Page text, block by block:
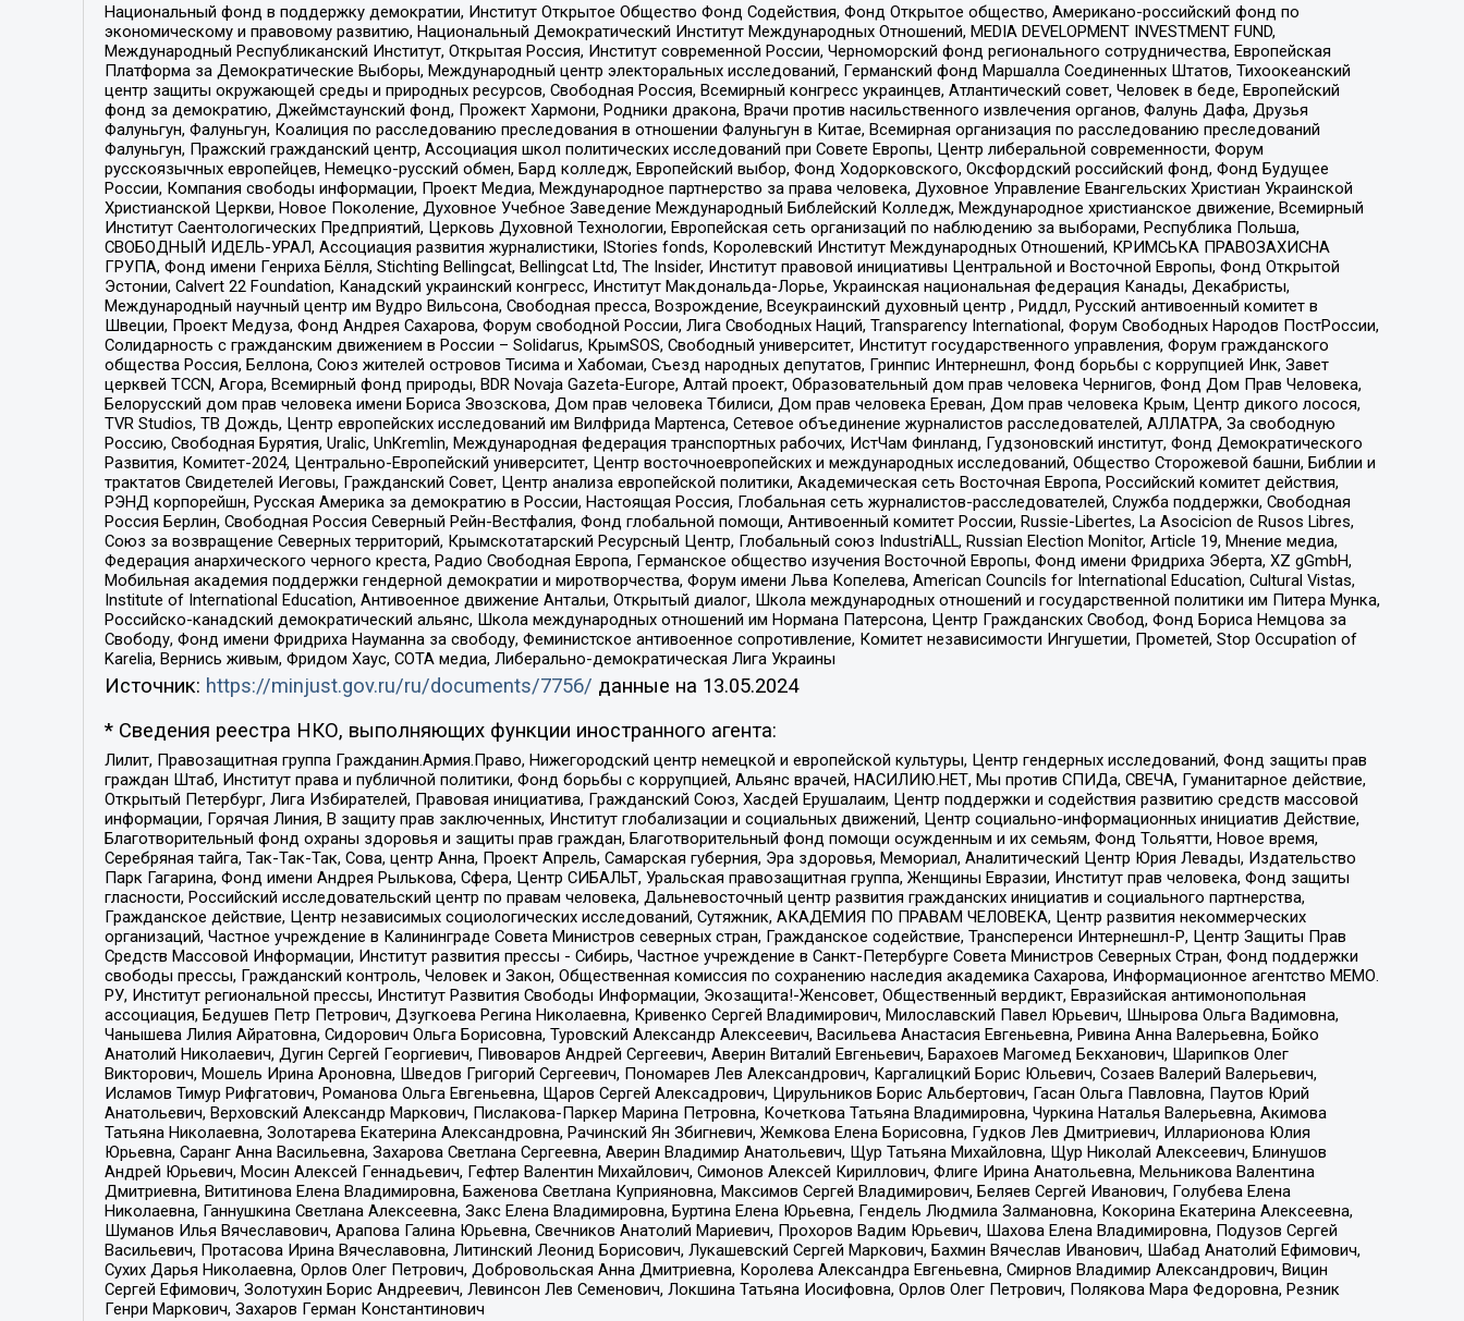
Национальный фонд в поддержку демократии, Институт Открытое Общество Фонд Содействия, Фонд Открытое общество, Американо-российский фонд по
экономическому и правовому развитию, Национальный Демократический Институт Международных Отношений, MEDIA DEVELOPMENT INVESTMENT FUND,
Международный Республиканский Институт, Открытая Россия, Институт современной России, Черноморский фонд регионального сотрудничества, Европейская
Платформа за Демократические Выборы, Международный центр электоральных исследований, Германский фонд Маршалла Соединенных Штатов, Тихоокеанский
центр защиты окружающей среды и природных ресурсов, Свободная Россия, Всемирный конгресс украинцев, Атлантический совет, Человек в беде, Европейский
фонд за демократию, Джеймстаунский фонд, Прожект Хармони, Родники дракона, Врачи против насильственного извлечения органов, Фалунь Дафа, Друзья
Фалуньгун, Фалуньгун, Коалиция по расследованию преследования в отношении Фалуньгун в Китае, Всемирная организация по расследованию преследований
Фалуньгун, Пражский гражданский центр, Ассоциация школ политических исследований при Совете Европы, Центр либеральной современности, Форум
русскоязычных европейцев, Немецко-русский обмен, Бард колледж, Европейский выбор, Фонд Ходорковского, Оксфордский российский фонд, Фонд Будущее
России, Компания свободы информации, Проект Медиа, Международное партнерство за права человека, Духовное Управление Евангельских Христиан Украинской
Христианской Церкви, Новое Поколение, Духовное Учебное Заведение Международный Библейский Колледж, Международное христианское движение, Всемирный
Институт Саентологических Предприятий, Церковь Духовной Технологии, Европейская сеть организаций по наблюдению за выборами, Республика Польша,
СВОБОДНЫЙ ИДЕЛЬ-УРАЛ, Ассоциация развития журналистики, IStories fonds, Королевский Институт Международных Отношений, КРИМСЬКА ПРАВОЗАХИСНА
ГРУПА, Фонд имени Генриха Бёлля, Stichting Bellingcat, Bellingcat Ltd, The Insider, Институт правовой инициативы Центральной и Восточной Европы, Фонд Открытой
Эстонии, Calvert 22 Foundation, Канадский украинский конгресс, Институт Макдональда-Лорье, Украинская национальная федерация Канады, Декабристы,
Международный научный центр им Вудро Вильсона, Свободная пресса, Возрождение, Всеукраинский духовный центр , Риддл, Русский антивоенный комитет в
Швеции, Проект Медуза, Фонд Андрея Сахарова, Форум свободной России, Лига Свободных Наций, Transparеncy International, Форум Свободных Народов ПостРоссии,
Солидарность с гражданским движением в России – Solidarus, КрымSOS, Свободный университет, Институт государственного управления, Форум гражданского
общества Россия, Беллона, Союз жителей островов Тисима и Хабомаи, Съезд народных депутатов, Гринпис Интернешнл, Фонд борьбы с коррупцией Инк, Завет
церквей TCCN, Агора, Всемирный фонд природы, BDR Novaja Gazeta-Europe, Алтай проект, Образовательный дом прав человека Чернигов, Фонд Дом Прав Человека,
Белорусский дом прав человека имени Бориса Звозскова, Дом прав человека Тбилиси, Дом прав человека Ереван, Дом прав человека Крым, Центр дикого лосося,
TVR Studios, ТВ Дождь, Центр европейских исследований им Вилфрида Мартенса, Сетевое объединение журналистов расследователей, АЛЛАТРА, За свободную
Россию, Свободная Бурятия, Uralic, UnKremlin, Международная федерация транспортных рабочих, ИстЧам Финланд, Гудзоновский институт, Фонд Демократического
Развития, Комитет-2024, Центрально-Европейский университет, Центр восточноевропейских и международных исследований, Общество Сторожевой башни, Библии и
трактатов Свидетелей Иеговы, Гражданский Совет, Центр анализа европейской политики, Академическая сеть Восточная Европа, Российский комитет действия,
РЭНД корпорейшн, Русская Америка за демократию в России, Настоящая Россия, Глобальная сеть журналистов-расследователей, Служба поддержки, Свободная
Россия Берлин, Свободная Россия Северный Рейн-Вестфалия, Фонд глобальной помощи, Антивоенный комитет России, Russie-Libertes, La Asocicion de Rusos Libres,
Союз за возвращение Северных территорий, Крымскотатарский Ресурсный Центр, Глобальный союз IndustriALL, Russian Election Monitor, Article 19, Мнение медиа,
Федерация анархического черного креста, Радио Свободная Европа, Германское общество изучения Восточной Европы, Фонд имени Фридриха Эберта, XZ gGmbH,
Мобильная академия поддержки гендерной демократии и миротворчества, Форум имени Льва Копелева, American Councils for International Education, Cultural Vistas,
Institute of International Education, Антивоенное движение Антальи, Открытый диалог, Школа международных отношений и государственной политики им Питера Мунка,
Российско-канадский демократический альянс, Школа международных отношений им Нормана Патерсона, Центр Гражданских Свобод, Фонд Бориса Немцова за
Свободу, Фонд имени Фридриха Науманна за свободу, Феминистское антивоенное сопротивление, Комитет независимости Ингушетии, Прометей, Stop Occupation of
Karelia, Вернись живым, Фридом Хаус, СОТА медиа, Либерально-демократическая Лига Украины
Источник: https://minjust.gov.ru/ru/documents/7756/ данные на 13.05.2024
* Сведения реестра НКО, выполняющих функции иностранного агента:
Лилит, Правозащитная группа Гражданин.Армия.Право, Нижегородский центр немецкой и европейской культуры, Центр гендерных исследований, Фонд защиты прав
граждан Штаб, Институт права и публичной политики, Фонд борьбы с коррупцией, Альянс врачей, НАСИЛИЮ.НЕТ, Мы против СПИДа, СВЕЧА, Гуманитарное действие,
Открытый Петербург, Лига Избирателей, Правовая инициатива, Гражданский Союз, Хасдей Ерушалаим, Центр поддержки и содействия развитию средств массовой
информации, Горячая Линия, В защиту прав заключенных, Институт глобализации и социальных движений, Центр социально-информационных инициатив Действие,
Благотворительный фонд охраны здоровья и защиты прав граждан, Благотворительный фонд помощи осужденным и их семьям, Фонд Тольятти, Новое время,
Серебряная тайга, Так-Так-Так, Сова, центр Анна, Проект Апрель, Самарская губерния, Эра здоровья, Мемориал, Аналитический Центр Юрия Левады, Издательство
Парк Гагарина, Фонд имени Андрея Рылькова, Сфера, Центр СИБАЛЬТ, Уральская правозащитная группа, Женщины Евразии, Институт прав человека, Фонд защиты
гласности, Российский исследовательский центр по правам человека, Дальневосточный центр развития гражданских инициатив и социального партнерства,
Гражданское действие, Центр независимых социологических исследований, Сутяжник, АКАДЕМИЯ ПО ПРАВАМ ЧЕЛОВЕКА, Центр развития некоммерческих
организаций, Частное учреждение в Калининграде Совета Министров северных стран, Гражданское содействие, Трансперенси Интернешнл-Р, Центр Защиты Прав
Средств Массовой Информации, Институт развития прессы - Сибирь, Частное учреждение в Санкт-Петербурге Совета Министров Северных Стран, Фонд поддержки
свободы прессы, Гражданский контроль, Человек и Закон, Общественная комиссия по сохранению наследия академика Сахарова, Информационное агентство МЕМО.
РУ, Институт региональной прессы, Институт Развития Свободы Информации, Экозащита!-Женсовет, Общественный вердикт, Евразийская антимонопольная
ассоциация, Бедушев Петр Петрович, Дзугкоева Регина Николаевна, Кривенко Сергей Владимирович, Милославский Павел Юрьевич, Шнырова Ольга Вадимовна,
Чанышева Лилия Айратовна, Сидорович Ольга Борисовна, Туровский Александр Алексеевич, Васильева Анастасия Евгеньевна, Ривина Анна Валерьевна, Бойко
Анатолий Николаевич, Дугин Сергей Георгиевич, Пивоваров Андрей Сергеевич, Аверин Виталий Евгеньевич, Барахоев Магомед Бекханович, Шарипков Олег
Викторович, Мошель Ирина Ароновна, Шведов Григорий Сергеевич, Пономарев Лев Александрович, Каргалицкий Борис Юльевич, Созаев Валерий Валерьевич,
Исламов Тимур Рифгатович, Романова Ольга Евгеньевна, Щаров Сергей Алексадрович, Цирульников Борис Альбертович, Гасан Ольга Павловна, Паутов Юрий
Анатольевич, Верховский Александр Маркович, Пислакова-Паркер Марина Петровна, Кочеткова Татьяна Владимировна, Чуркина Наталья Валерьевна, Акимова
Татьяна Николаевна, Золотарева Екатерина Александровна, Рачинский Ян Збигневич, Жемкова Елена Борисовна, Гудков Лев Дмитриевич, Илларионова Юлия
Юрьевна, Саранг Анна Васильевна, Захарова Светлана Сергеевна, Аверин Владимир Анатольевич, Щур Татьяна Михайловна, Щур Николай Алексеевич, Блинушов
Андрей Юрьевич, Мосин Алексей Геннадьевич, Гефтер Валентин Михайлович, Симонов Алексей Кириллович, Флиге Ирина Анатольевна, Мельникова Валентина
Дмитриевна, Вититинова Елена Владимировна, Баженова Светлана Куприяновна, Максимов Сергей Владимирович, Беляев Сергей Иванович, Голубева Елена
Николаевна, Ганнушкина Светлана Алексеевна, Закс Елена Владимировна, Буртина Елена Юрьевна, Гендель Людмила Залмановна, Кокорина Екатерина Алексеевна,
Шуманов Илья Вячеславович, Арапова Галина Юрьевна, Свечников Анатолий Мариевич, Прохоров Вадим Юрьевич, Шахова Елена Владимировна, Подузов Сергей
Васильевич, Протасова Ирина Вячеславовна, Литинский Леонид Борисович, Лукашевский Сергей Маркович, Бахмин Вячеслав Иванович, Шабад Анатолий Ефимович,
Сухих Дарья Николаевна, Орлов Олег Петрович, Добровольская Анна Дмитриевна, Королева Александра Евгеньевна, Смирнов Владимир Александрович, Вицин
Сергей Ефимович, Золотухин Борис Андреевич, Левинсон Лев Семенович, Локшина Татьяна Иосифовна, Орлов Олег Петрович, Полякова Мара Федоровна, Резник
Генри Маркович, Захаров Герман Константинович